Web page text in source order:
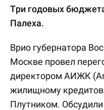
Три годовых
Палеха.
Врио губернатора
Москве провел
директором АИЖК
жилищному
Плутником.